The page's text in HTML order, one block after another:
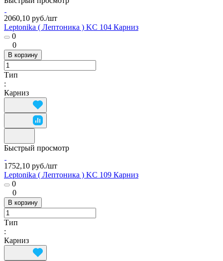
2060,10 руб./шт
Leptonika ( Лептоника ) KC 104 Карниз
0
0
В корзину
Тип
:
Карниз
Быстрый просмотр
1752,10 руб./шт
Leptonika ( Лептоника ) KC 109 Карниз
0
0
В корзину
Тип
:
Карниз